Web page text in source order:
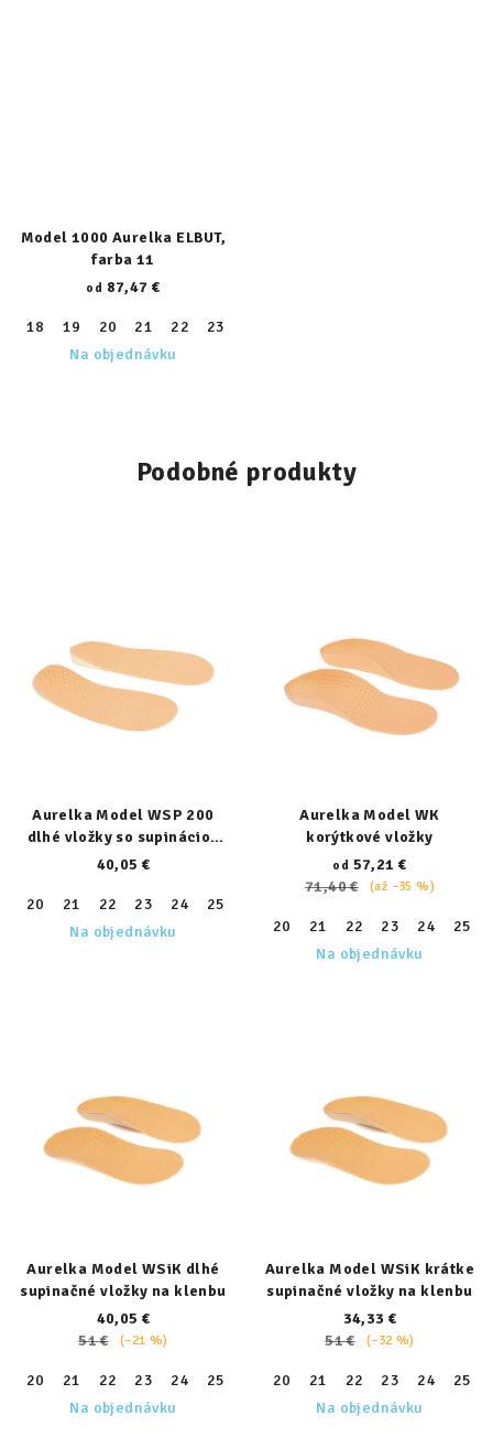
Model 1000 Aurelka ELBUT,
farba 11
od 87,47 €
18 19 20 21 22 23
Na objednávku
Podobné produkty
Aurelka Model WSP 200
dlhé vložky so supináciou
päty
40,05 €
20 21 22 23 24 25
Na objednávku
Aurelka Model WK
korýtkové vložky
od 57,21 €
71,40 €
(až –35 %)
20 21 22 23 24 25
Na objednávku
Aurelka Model WSiK dlhé
supinačné vložky na klenbu
40,05 €
51 €
(–21 %)
20 21 22 23 24 25 27 28 29 30 31
32
Na objednávku
Aurelka Model WSiK krátke
supinačné vložky na klenbu
34,33 €
51 €
(–32 %)
20 21 22 23 24 25
Na objednávku